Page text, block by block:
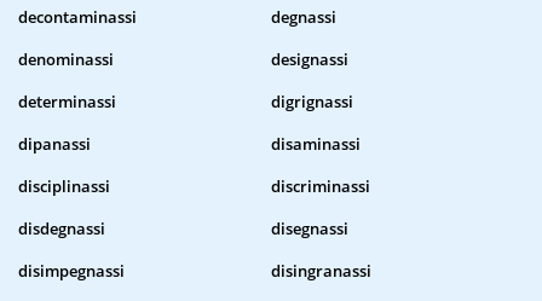
decontaminassi
degnassi
denominassi
designassi
determinassi
digrignassi
dipanassi
disaminassi
disciplinassi
discriminassi
disdegnassi
disegnassi
disimpegnassi
disingranassi